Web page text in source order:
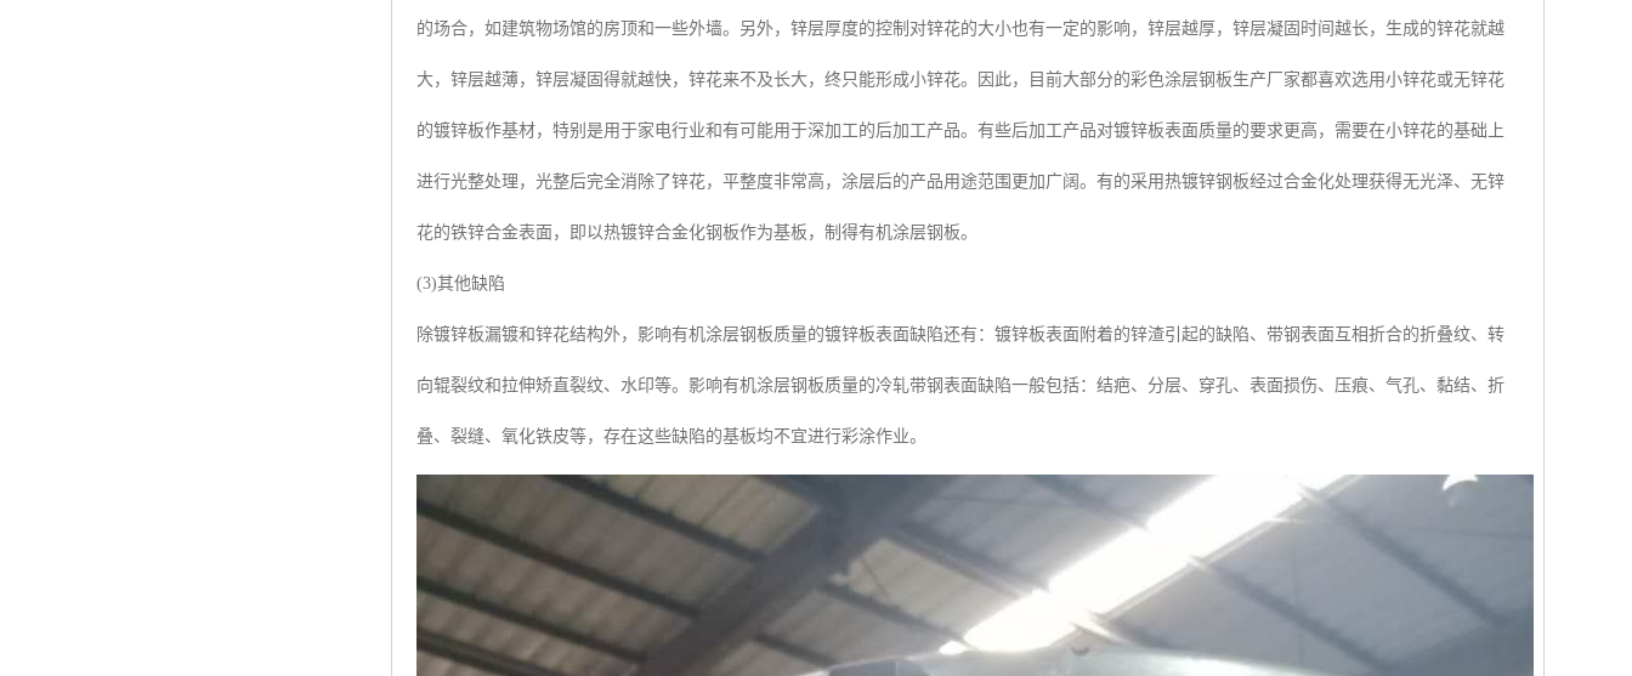
的场合，如建筑物场馆的房顶和一些外墙。另外，锌层厚度的控制对锌花的大小也有一定的影响，锌层越厚，锌层凝固时间越长，生成的锌花就越
大，锌层越薄，锌层凝固得就越快，锌花来不及长大，终只能形成小锌花。因此，目前大部分的彩色涂层钢板生产厂家都喜欢选用小锌花或无锌花
的镀锌板作基材，特别是用于家电行业和有可能用于深加工的后加工产品。有些后加工产品对镀锌板表面质量的要求更高，需要在小锌花的基础上
进行光整处理，光整后完全消除了锌花，平整度非常高，涂层后的产品用途范围更加广阔。有的采用热镀锌钢板经过合金化处理获得无光泽、无锌
花的铁锌合金表面，即以热镀锌合金化钢板作为基板，制得有机涂层钢板。
(3)其他缺陷
除镀锌板漏镀和锌花结构外，影响有机涂层钢板质量的镀锌板表面缺陷还有：镀锌板表面附着的锌渣引起的缺陷、带钢表面互相折合的折叠纹、转
向辊裂纹和拉伸矫直裂纹、水印等。影响有机涂层钢板质量的冷轧带钢表面缺陷一般包括：结疤、分层、穿孔、表面损伤、压痕、气孔、黏结、折
叠、裂缝、氧化铁皮等，存在这些缺陷的基板均不宜进行彩涂作业。